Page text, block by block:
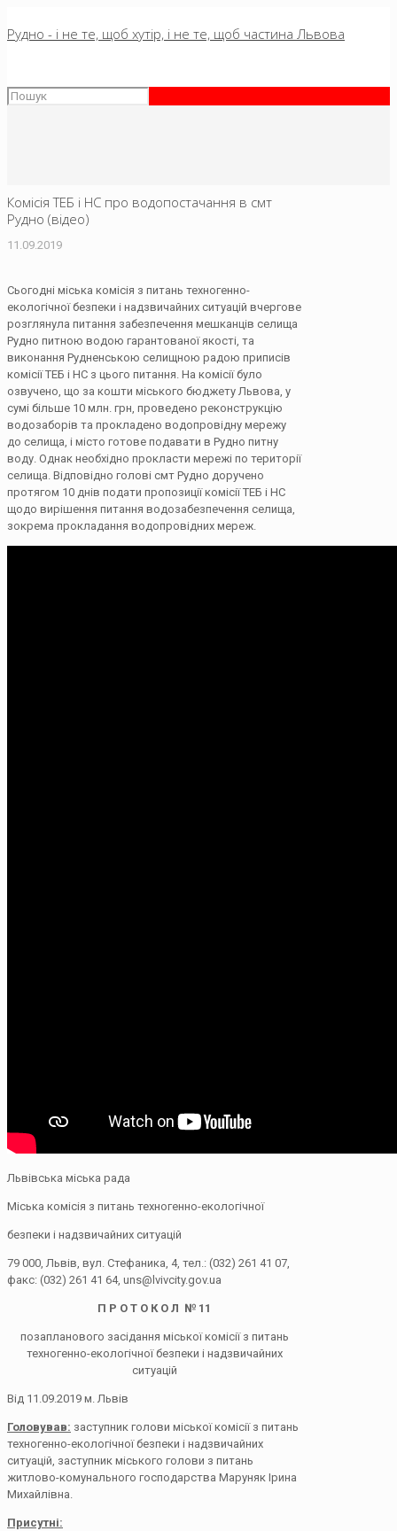
Рудно - і не те, щоб хутір, і не те, щоб частина Львова
Комісія ТЕБ і НС про водопостачання в смт
Рудно (відео)
11.09.2019
Сьогодні міська комісія з питань техногенно-
екологічної безпеки і надзвичайних ситуацій вчергове
розглянула питання забезпечення мешканців селища
Рудно питною водою гарантованої якості, та
виконання Рудненською селищною радою приписів
комісії ТЕБ і НС з цього питання. На комісії було
озвучено, що за кошти міського бюджету Львова, у
сумі більше 10 млн. грн, проведено реконструкцію
водозаборів та прокладено водопровідну мережу
до селища, і місто готове подавати в Рудно питну
воду. Однак необхідно прокласти мережі по території
селища. Відповідно голові смт Рудно доручено
протягом 10 днів подати пропозиції комісії ТЕБ і НС
щодо вирішення питання водозабезпечення селища,
зокрема прокладання водопровідних мереж.
Львівська міська рада
Міська комісія з питань техногенно-екологічної
безпеки і надзвичайних ситуацій
79 000, Львів, вул. Стефаника, 4, тел.: (032) 261 41 07,
факс: (032) 261 41 64, uns@lvivcity.gov.ua
П Р О Т О К О Л № 11
позапланового засідання міської комісії з питань
техногенно-екологічної безпеки і надзвичайних
ситуацій
Від 11.09.2019 м. Львів
Головував: заступник голови міської комісії з питань
техногенно-екологічної безпеки і надзвичайних
ситуацій, заступник міського голови з питань
житлово-комунального господарства Маруняк Ірина
Михайлівна.
Присутні: